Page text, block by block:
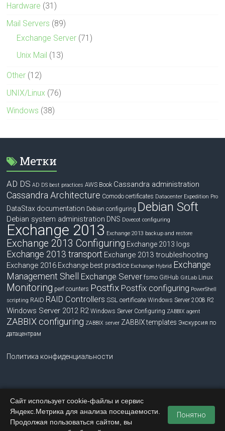
Hardware (31)
Mail Servers (89)
Exchange Server (71)
Unix Mail (13)
Other (12)
UNIX/Linux (76)
Windows (38)
Метки
AD DS AD DS best practices AWS Book Cassandra administration
Cassandra Architecture Comodo certificates Datacenter Expedition Pro
DataStax documentation Debian configuring Debian Soft
Debian system administration DNS Dovecot configuring
Exchange 2013 Exchange 2013 backup and restore
Exchange 2013 Configuring Exchange 2013 logs
Exchange 2013 transport Exchange 2013 troubleshooting
Exchange 2016 Exchange best practice Exchange Hybrid Exchange
Management Shell
Exchange Server fsmo GitHub GitLab Linux
Monitoring perf counters Postfix Postfix configuring PowerShell
scripting RAID RAID Controllers SSL certificate Windows Server 2008 R2
Windows Server 2012 R2 Windows Server Configuring ZABBIX agent
ZABBIX configuring ZABBIX server ZABBIX templates Экскурсия по
датацентрам
Политика конфиденциальности
Copyright © 2026blog.bissquit.com. Все права защищены.
ТемаAccelerateот ThemeGrill. На платформеWordPress .
Главная
Обратная связь
Сайт использует cookie-файлы и сервис
Яндекс.Метрика для анализа посещаемости.
Продолжая пользоваться сайтом, вы
Понятно